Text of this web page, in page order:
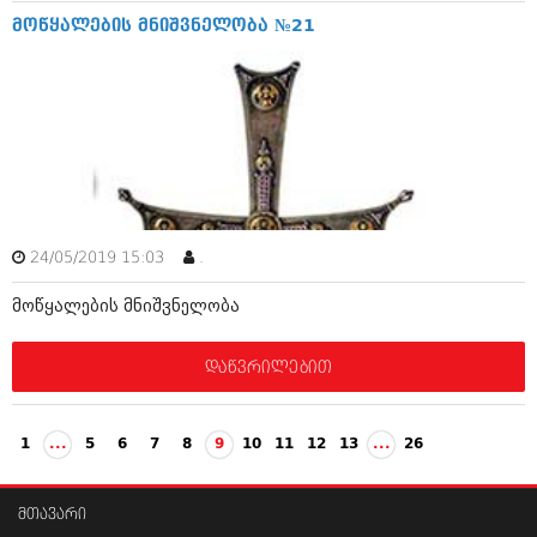
მაისი 2010 (232)
მარტი 2010 (454)
თებერვალი 2010 (421)
იანვარი 2010 (422)
დეკემბერი 2009 (510)
ნოემბერი 2009 (308)
ოქტომბერი 2009 (382)
სექტემბერი 2009 (541)
აგვისტო 2009 (14)
თებერვალი 0216 (1)
ოქტომბერი 0215 (1)
აგვისტო 0215 (2)
აგვისტო 0212 (1)
ნოემბერი 0201 (1)
მოწყალების მნიშვნელობა №21
24/05/2019 15:03 .
მოწყალების მნიშვნელობა
დაწვრილებით
1 ... 5 6 7 8 9 10 11 12 13 ... 26
მთავარი